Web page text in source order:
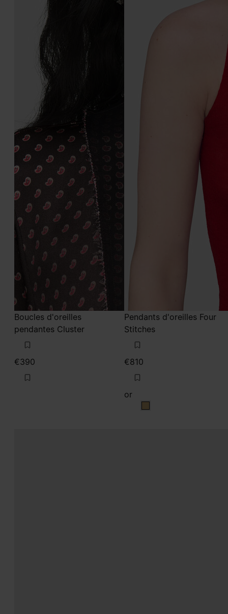
Boucles d'oreilles
pendantes Cluster
€390
Pendants d'oreilles Four
Stitches
€810
or
or